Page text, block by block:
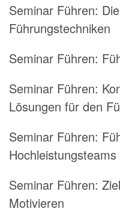
Seminar Führen:
Führungstechniken
Seminar Führen:
Seminar Führen:
Lösungen für den
Seminar Führen:
Hochleistungsteams
Seminar Führen:
Motivieren